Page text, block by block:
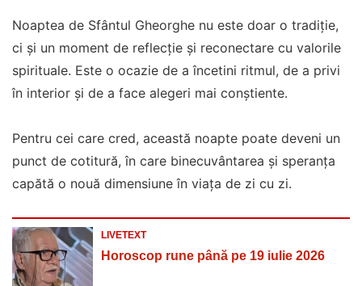
Noaptea de Sfântul Gheorghe nu este doar o tradiție,
ci și un moment de reflecție și reconectare cu valorile
spirituale. Este o ocazie de a încetini ritmul, de a privi
în interior și de a face alegeri mai conștiente.
Pentru cei care cred, această noapte poate deveni un
punct de cotitură, în care binecuvântarea și speranța
capătă o nouă dimensiune în viața de zi cu zi.
LIVETEXT
Horoscop rune până pe 19 iulie 2026